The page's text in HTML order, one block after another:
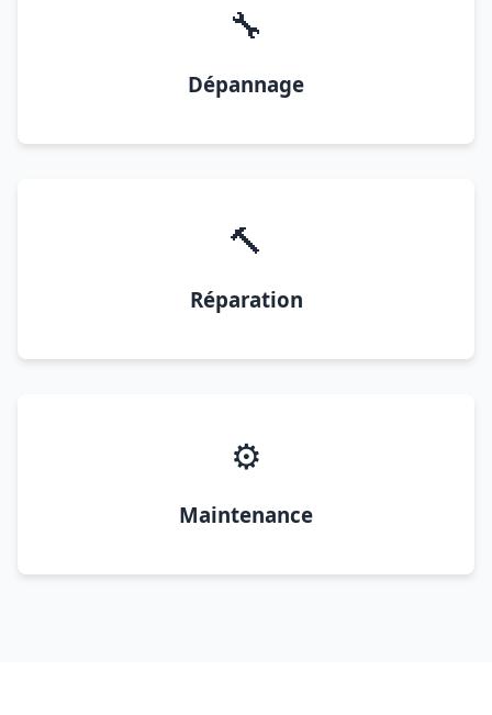
🔧
Dépannage
🔨
Réparation
⚙️
Maintenance